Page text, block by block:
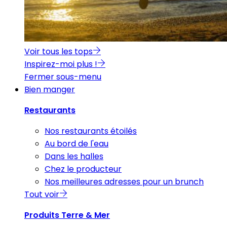
Voir tous les tops
Inspirez-moi plus !
Fermer sous-menu
Bien manger
Restaurants
Nos restaurants étoilés
Au bord de l'eau
Dans les halles
Chez le producteur
Nos meilleures adresses pour un brunch
Tout voir
Produits Terre & Mer